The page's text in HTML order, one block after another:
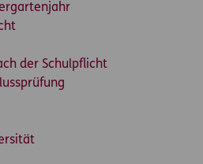
der Schulpflicht